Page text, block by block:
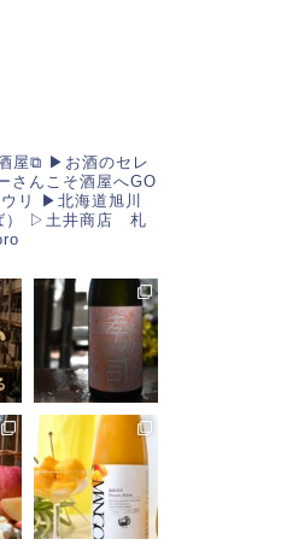
屋⧉ ▶︎お酒のセレ
んこそ酒屋へGO
リ
▶︎北海道旭川
▷土井商店 札